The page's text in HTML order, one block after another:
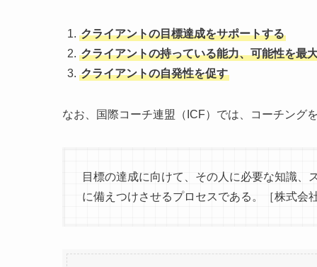
クライアントの目標達成をサポートする
クライアントの持っている能力、可能性を最
クライアントの自発性を促す
なお、国際コーチ連盟（ICF）では、コーチング
目標の達成に向けて、その人に必要な知識
に備えつけさせるプロセスである。［株式会